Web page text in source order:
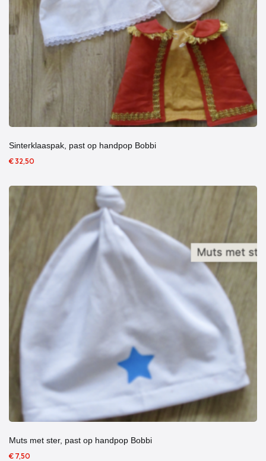
Sinterklaaspak, past op handpop Bobbi
€ 32,50
Muts met ster, past op handpop Bobbi
€ 7,50